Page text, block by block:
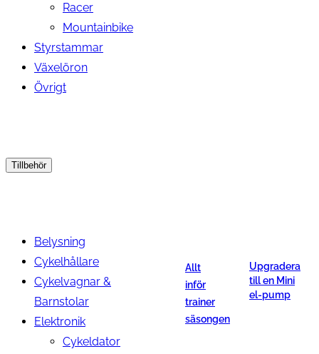
Racer
Mountainbike
Styrstammar
Växelöron
Övrigt
Tillbehör
Belysning
Cykelhållare
Cykelvagnar &
Barnstolar
Elektronik
Cykeldator
Allt
inför
trainer
säsongen
Upgradera
till en Mini
el-pump